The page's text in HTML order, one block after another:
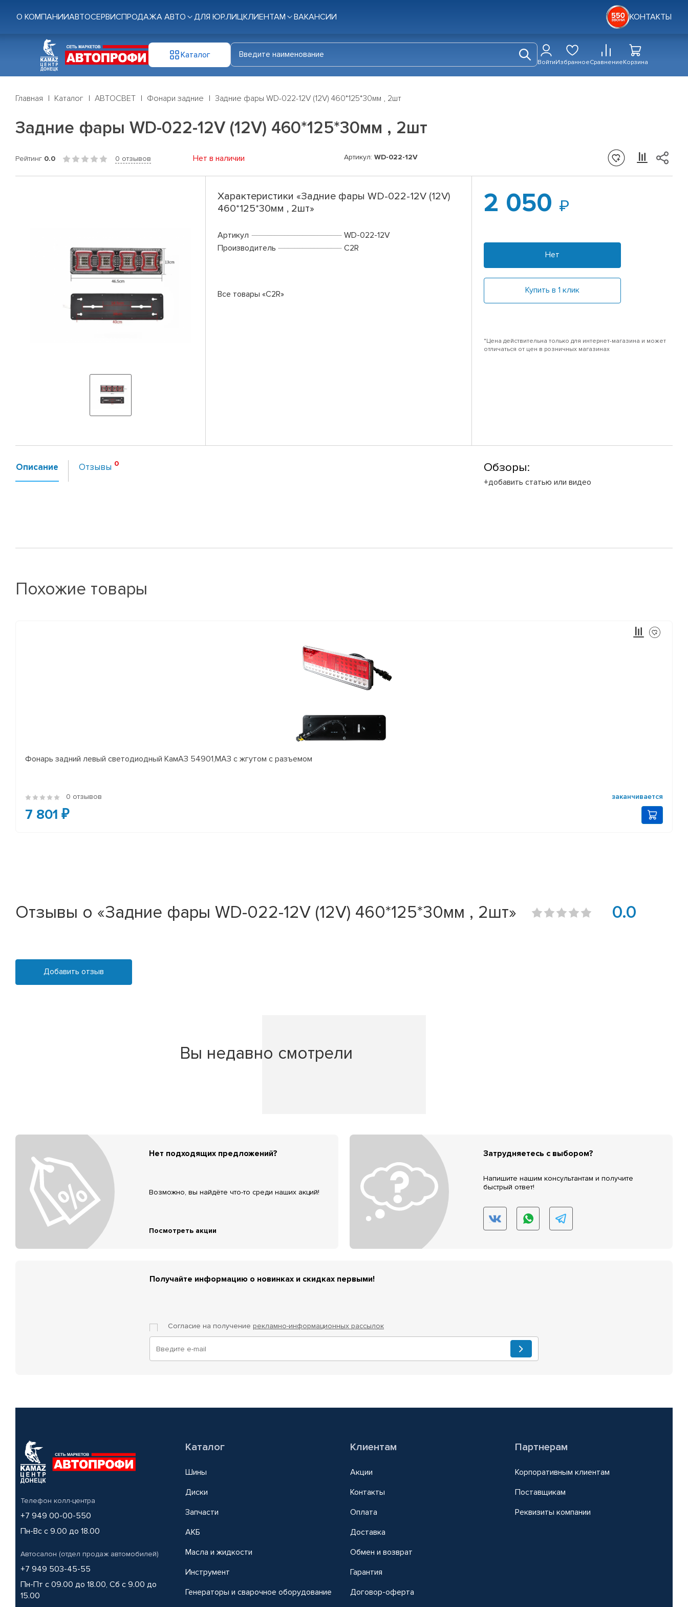
О КОМПАНИИАВТОСЕРВИСПРОДАЖА АВТО ДЛЯ ЮР.ЛИЦКЛИЕНТАМ ВАКАНСИИ КОНТАКТЫ
Каталог
ВойтиИзбранноеСравнениеКорзина
Главная Каталог АВТОСВЕТ Фонари задние Задние фары WD-022-12V (12V) 460*125*30мм , 2шт
Задние фары WD-022-12V (12V) 460*125*30мм , 2шт
Рейтинг 0.0 0 отзывов Нет в наличии Артикул: WD-022-12V
Характеристики «Задние фары WD-022-12V (12V)
460*125*30мм , 2шт»
Артикул
WD-022-12V
Производитель
C2R
Все товары «C2R»
2 050
Нет
Купить в 1 клик
*Цена действительна только для интернет-магазина и может
отличаться от цен в розничных магазинах
Описание Отзывы Обзоры:
+добавить статью или видео
Похожие товары
Фонарь задний левый светодиодный КамАЗ 54901,МАЗ с жгутом с разъемом
0 отзывов заканчивается
7 801 ₽
Отзывы о «Задние фары WD-022-12V (12V) 460*125*30мм , 2шт» 0.0
Добавить отзыв
Вы недавно смотрели
Нет подходящих предложений?
Возможно, вы найдёте что-то среди наших акций!
Посмотреть акции
Затрудняетесь с выбором?
Напишите нашим консультантам и получите
быстрый ответ!
Получайте информацию о новинках и скидках первыми!
Согласие на получение рекламно-информационных рассылок
Телефон колл-центра
+7 949 00-00-550
Пн-Вс с 9.00 до 18.00
Автосалон (отдел продаж автомобилей)
+7 949 503-45-55
Пн-Пт с 09.00 до 18.00, Сб с 9.00 до
15.00
Каталог
Шины
Диски
Запчасти
АКБ
Масла и жидкости
Инструмент
Генераторы и сварочное оборудование
Клиентам
Акции
Контакты
Оплата
Доставка
Обмен и возврат
Гарантия
Договор-оферта
Партнерам
Корпоративным клиентам
Поставщикам
Реквизиты компании